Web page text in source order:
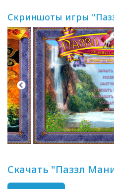
Скриншоты игры
Скачать "Паззл